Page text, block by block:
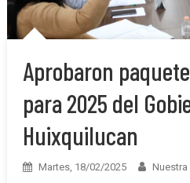
Aprobaron
para 2025 del
Huixquilucan
Martes, 18/02/2025 Nuestra